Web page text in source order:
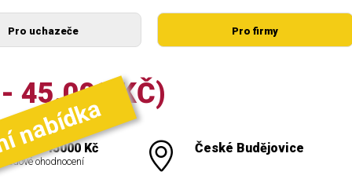
Pro uchazeče Pro firmy
45.000 KČ)
nabídka
- 45000 Kč
mzdové ohodnocení
České Budějovice